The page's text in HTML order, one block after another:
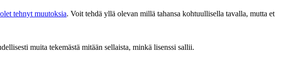
tehnyt muutoksia. Voit tehdä yllä olevan millä tahansa kohtuullisella tavalla, mutta et
muita tekemästä mitään sellaista, minkä lisenssi sallii.